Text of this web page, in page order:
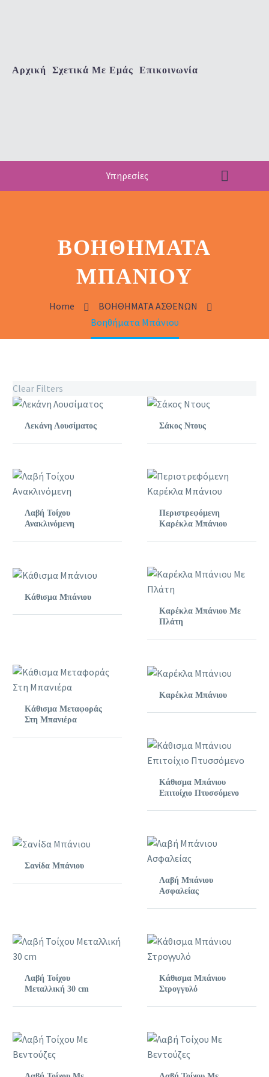
Αρχική Σχετικά Με Εμάς Επικοινωνία
Υπηρεσίες
ΒΟΗΘΉΜΑΤΑ
ΜΠΆΝΙΟΥ
Home
ΒΟΗΘΗΜΑΤΑ ΑΣΘΕΝΩΝ
Βοηθήματα Μπάνιου
Clear Filters
Λεκάνη Λουσίματος Σάκος Ντους
Λαβή Τοίχου
Ανακλινόμενη
Περιστρεφόμενη
Καρέκλα Μπάνιου
Κάθισμα Μπάνιου
Καρέκλα Μπάνιου Με
Πλάτη
Κάθισμα Μεταφοράς
Στη Μπανιέρα
Καρέκλα Μπάνιου
Κάθισμα Μπάνιου
Επιτοίχιο Πτυσσόμενο
Σανίδα Μπάνιου
Λαβή Μπάνιου
Ασφαλείας
Λαβή Τοίχου
Μεταλλική 30 cm
Κάθισμα Μπάνιου
Στρογγυλό